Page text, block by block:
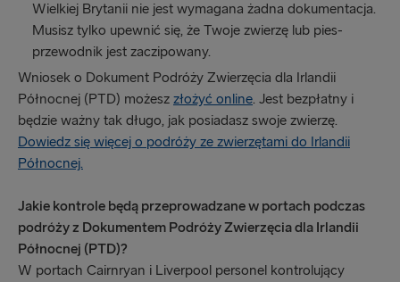
Wielkiej Brytanii nie jest wymagana żadna dokumentacja.
Musisz tylko upewnić się, że Twoje zwierzę lub pies-
przewodnik jest zaczipowany.
Wniosek o Dokument Podróży Zwierzęcia dla Irlandii
Północnej (PTD) możesz złożyć online. Jest bezpłatny i
będzie ważny tak długo, jak posiadasz swoje zwierzę.
Dowiedz się więcej o podróży ze zwierzętami do Irlandii
Północnej.
Jakie kontrole będą przeprowadzane w portach podczas
podróży z Dokumentem Podróży Zwierzęcia dla Irlandii
Północnej (PTD)?
W portach Cairnryan i Liverpool personel kontrolujący